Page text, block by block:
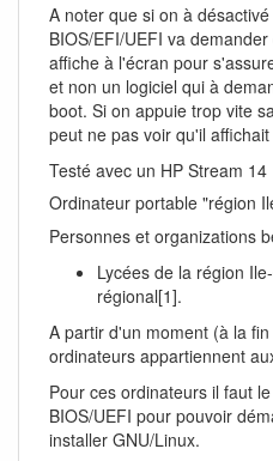
A noter que si on à
BIOS/EFI/UEFI va
affiche à l'écran pour
et non un logiciel qui à
boot. Si on appuie trop vite
peut ne pas voir qu'il affichait
Testé avec un HP Stream 14
Ordinateur portable "région
Personnes et organizations
Lycées de la région
régional[1].
A partir d'un moment (à la
ordinateurs appartiennent
Pour ces ordinateurs il faut
BIOS/UEFI pour pouvoir
installer GNU/Linux.